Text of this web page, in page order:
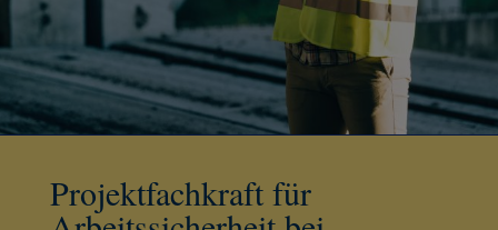
Projektfachkraft für